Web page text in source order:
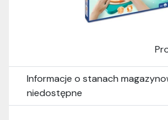
Informacje o stanach
niedostępne